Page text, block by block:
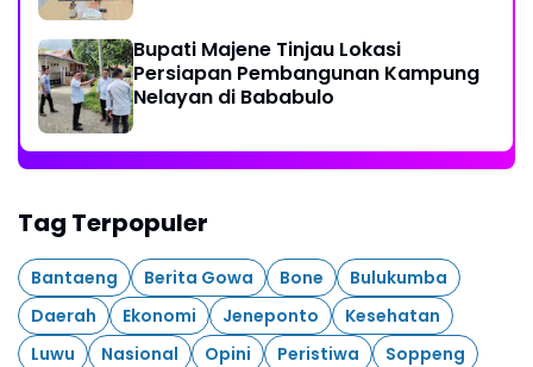
Bupati Majene Tinjau Lokasi
Persiapan Pembangunan Kampung
Nelayan di Bababulo
Tag Terpopuler
Bantaeng Berita Gowa Bone
Bulukumba
Daerah
Ekonomi Jeneponto
Kesehatan
Luwu
Nasional Opini Peristiwa
Soppeng